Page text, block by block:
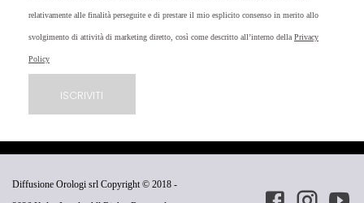
relativamente alle finalità perseguite e di prestare il mio esplicito consenso in merito allo
svolgimento di attività di marketing diretto, così come descritto all’interno della Privacy
Policy
Diffusione Orologi srl Copyright © 2018 -